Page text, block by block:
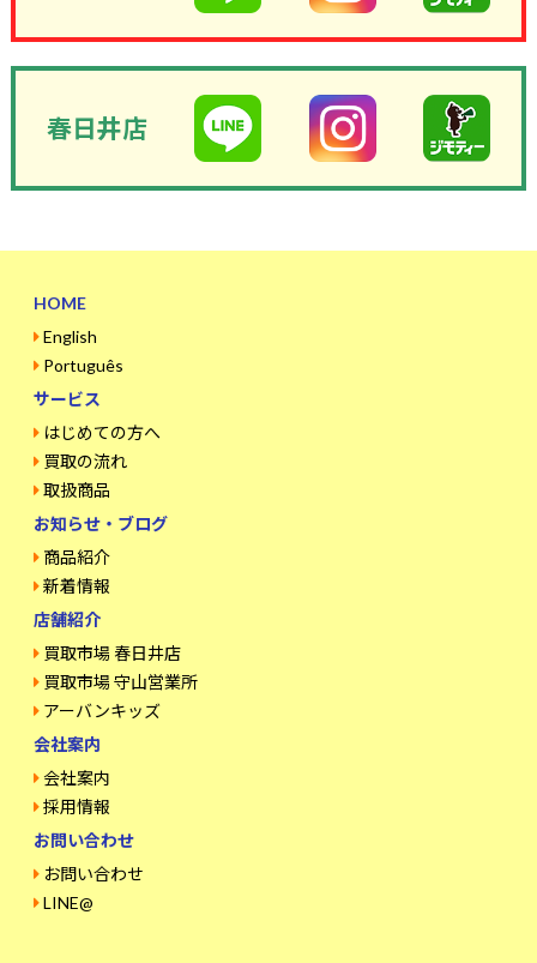
春日井店
HOME
English
Português
サービス
はじめての方へ
買取の流れ
取扱商品
お知らせ・ブログ
商品紹介
新着情報
店舗紹介
買取市場 春日井店
買取市場 守山営業所
アーバンキッズ
会社案内
会社案内
採用情報
お問い合わせ
お問い合わせ
LINE@